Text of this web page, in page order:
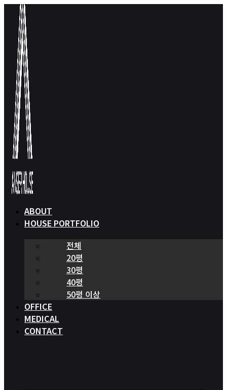
ABOUT
HOUSE PORTFOLIO
전체
20평
30평
40평
50평 이상
OFFICE
MEDICAL
CONTACT